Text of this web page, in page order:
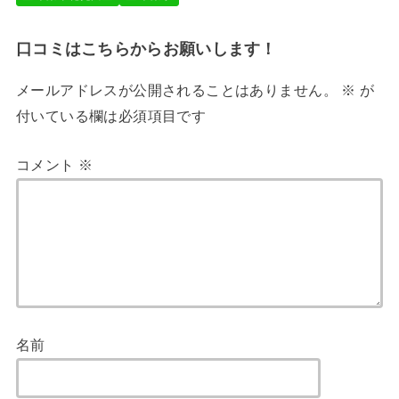
口コミはこちらからお願いします！
メールアドレスが公開されることはありません。 ※ が
付いている欄は必須項目です
コメント ※
名前